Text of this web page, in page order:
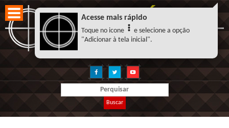
Buscar
Acesse mais rápido
Toque no icone
e selecione a opção
"Adicionar à tela inicial".